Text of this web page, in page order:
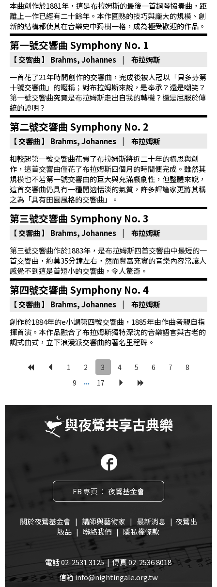
本曲創作於1881年，這是布拉姆斯的最後一首鋼琴協奏曲，距
離上一作已經有二十餘年。本作圓熟的技巧與龐大的規模、創
新的結構都使其在音樂史中獨樹一格，成為極受歡迎的作品。
第一號交響曲 Symphony No. 1
【 交響曲 】
Brahms, Johannes | 布拉姆斯
一首花了21年時間創作的交響曲，完成後被人冠以「貝多芬第
十號交響曲」的暱稱；對布拉姆斯來說，是奉承？還是嘲笑？
第一號交響曲究竟是布拉姆斯走出自我的轉機？還是屈服於傳
統的證明？
第二號交響曲 Symphony No. 2
【 交響曲 】
Brahms, Johannes | 布拉姆斯
相較起第一號交響曲花費了布拉姆斯將近二十年的構思與創
作，這首交響曲僅花了布拉姆斯四個月的時間便完成。雖然其
規模也不若第一號交響曲的巨大與充滿戲劇性，但整體來說，
這首交響曲仍具有一種閒適恬淡的氣質，許多評論家更將其稱
之為「具有田園風格的交響曲」。
第三號交響曲 Symphony No. 3
【 交響曲 】
Brahms, Johannes | 布拉姆斯
第三號交響曲作於1883年，是布拉姆斯四首交響曲中最短的一
首交響曲，約莫35分鐘左右，然而豐富充實的音樂內容常讓人
感覺不到這是首短小的交響曲，令人驚奇。
第四號交響曲 Symphony No. 4
【 交響曲 】
Brahms, Johannes | 布拉姆斯
創作於1884年的e小調第四號交響曲，1885年由作曲者親自指
揮首演。本作品融合了布拉姆斯獨特深沈的音樂語言與古老的
調式曲式，立下浪漫派交響曲的著名里程碑。
1 2 3 4 5 6 7
8
9
... 17
與夜鶯共享古典樂
FB 專頁 ： 夜鶯基金會
關於夜鶯基金會 | 講師與藝術家 | 最新消息 | 夜鶯出
版品 | 聯絡我們 | 隱私權條款
電話 02-2531 3125 | 傳真 02-2536 8018
信箱 info@nightingale.org.tw